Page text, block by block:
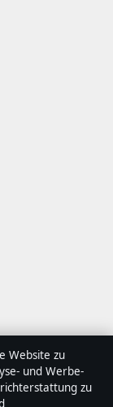
Website zu
und Werbe-
zu